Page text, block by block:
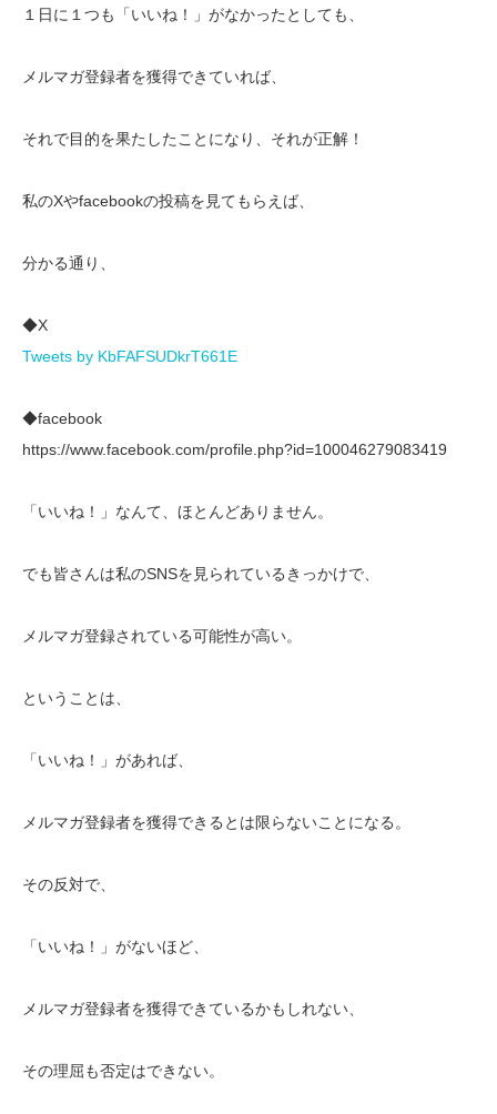
１日に１つも「いいね！」がなかったとしても、
メルマガ登録者を獲得できていれば、
それで目的を果たしたことになり、それが正解！
私のXやfacebookの投稿を見てもらえば、
分かる通り、
◆X
Tweets by KbFAFSUDkrT661E
◆facebook
https://www.facebook.com/profile.php?id=100046279083419
「いいね！」なんて、ほとんどありません。
でも皆さんは私のSNSを見られているきっかけで、
メルマガ登録されている可能性が高い。
ということは、
「いいね！」があれば、
メルマガ登録者を獲得できるとは限らないことになる。
その反対で、
「いいね！」がないほど、
メルマガ登録者を獲得できているかもしれない、
その理屈も否定はできない。